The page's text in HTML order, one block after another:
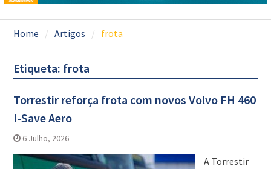
Home Artigos frota
Etiqueta: frota
Torrestir reforça frota com novos Volvo FH 460
I-Save Aero
6 Julho, 2026
A Torrestir